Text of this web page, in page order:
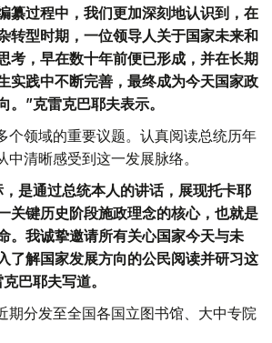
纂过程中，我们更加深刻地认识到，在
转型时期，一位领导人关于国家未来和
考，早在数十年前便已形成，并在长期
实践中不断完善，最终成为今天国家政
。”克雷克巴耶夫表示。
个领域的重要议题。认真阅读总统历年
清晰感受到这一发展脉络。
，是通过总统本人的讲话，展现托卡耶
关键历史阶段施政理念的核心，也就是
。我诚挚邀请所有关心国家今天与未
了解国家发展方向的公民阅读并研习这
巴耶夫写道。
期分发至全国各国立图书馆、大中专院